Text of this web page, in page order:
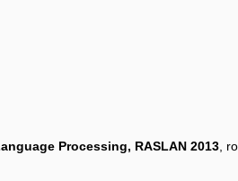
Processing, RASLAN 2013 ,